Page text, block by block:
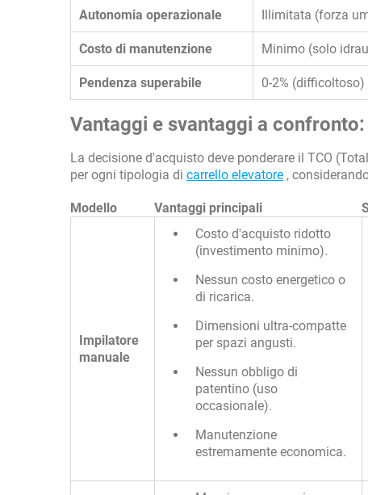
Autonomia operazionale Illimitata (forza
Costo di manutenzione Minimo (solo
Pendenza superabile 0-2% (difficoltoso)
Vantaggi e svantaggi a
La decisione d'acquisto deve ponderare il TCO
per ogni tipologia di carrello elevatore ,
Modello Vantaggi principali
Impilatore
manuale
Costo d'acquisto ridotto
(investimento minimo).
Nessun costo energetico o
di ricarica.
Dimensioni ultra-compatte
per spazi angusti.
Nessun obbligo di
patentino (uso
occasionale).
Manutenzione
estremamente economica.